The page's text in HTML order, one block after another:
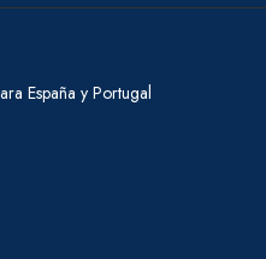
España y Portugal